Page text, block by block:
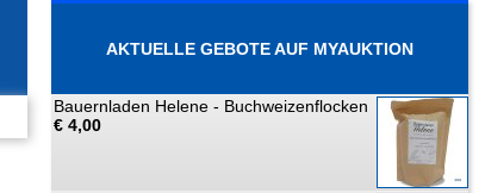
AKTUELLE GEBOTE AUF MYAUKTION
Bauernladen Helene - Buchweizenflocken
€ 4,00